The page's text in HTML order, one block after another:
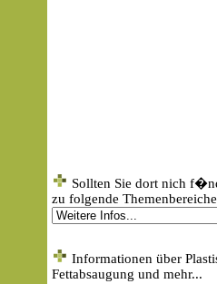
Sollten Sie dort nich
zu folgende
Informationen über
Fettabsaugung und mehr...